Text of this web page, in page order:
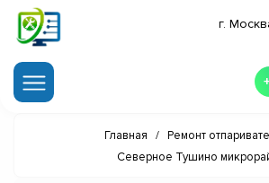
г.
Главная / Ремонт
Северное Тушино